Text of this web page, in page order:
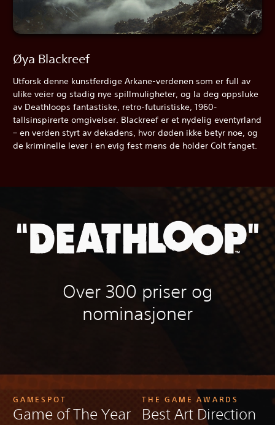
Øya Blackreef
Utforsk denne kunstferdige Arkane-verdenen som er full av
ulike veier og stadig nye spillmuligheter, og la deg oppsluke
av Deathloops fantastiske, retro-futuristiske, 1960-
tallsinspirerte omgivelser. Blackreef er et nydelig eventyrland
– en verden styrt av dekadens, hvor døden ikke betyr noe, og
de kriminelle lever i en evig fest mens de holder Colt fanget.
Over 300 priser og
nominasjoner
GAMESPOT
Game of The Year
THE GAME AWARDS
Best Art Direction